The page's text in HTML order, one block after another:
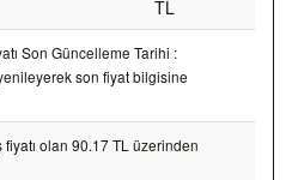
TL
Son Güncelleme Tarihi :
son fiyat bilgisine
olan 90.17 TL üzerinden